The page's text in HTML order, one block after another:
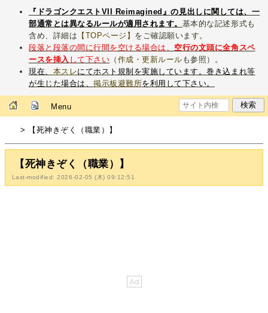
『ドラゴンクエストVII Reimagined』の見出しに関しては、一
部通常とは異なるルールが適用されます。 基本的な記述形式も
含め、詳細は 【TOPページ】 をご確認願います。
段落と段落の間に行間を空ける場合は、 空行の文頭に全角スペ
ースを挿入 して下さい （ 作成・更新ルール も参照）。
現在、 本スレにてホスト規制を実施しています。巻き込まれ等
が生じた場合は、掲示板避難所を利用して下さい。
Menu
> 【死神きぞく（職業）】
【死神きぞく（職業）】
Last-modified: 2026-02-05 (木) 09:12:51